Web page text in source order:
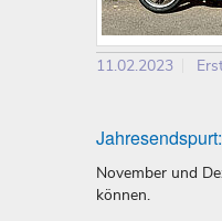
11.02.2023
November und
können.